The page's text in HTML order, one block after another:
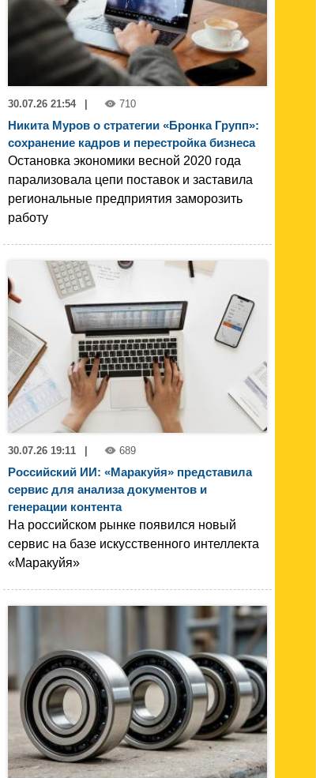
30.07.26 21:54 | 710
Никита Муров о стратегии «Бронка Групп»:
сохранение кадров и перестройка бизнеса
Остановка экономики весной 2020 года
парализовала цепи поставок и заставила
региональные предприятия заморозить
работу
30.07.26 19:11 689
Российский ИИ: «Маракуйя» представила
сервис для анализа документов и
генерации контента
На российском рынке появился новый
сервис на базе искусственного интеллекта
«Маракуйя»